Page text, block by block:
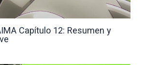
Capítulo 12: Resumen y